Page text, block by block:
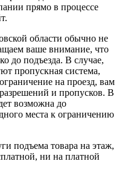
прямо в процессе
области обычно не
ваше внимание, что
до подъезда. В случае,
пропускная система,
на проезд, вам
и пропусков. В
возможна до
места к ограничению
подъема товара на этаж,
ни на платной